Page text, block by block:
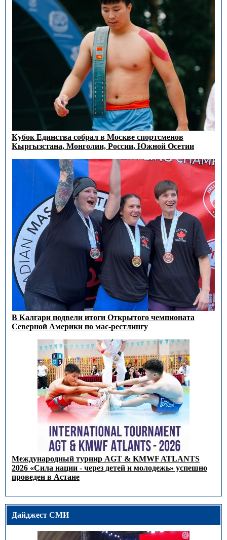
Кубок Единства собрал в Москве спортсменов
Кыргызстана, Монголии, России, Южной Осетии
В Калгари подвели итоги Открытого чемпионата
Северной Америки по мас-рестлингу
Международный турнир AGT & KMWF ATLANTS
2026 «Сила нации - через детей и молодежь» успешно
проведен в Астане
Дайджест СМИ